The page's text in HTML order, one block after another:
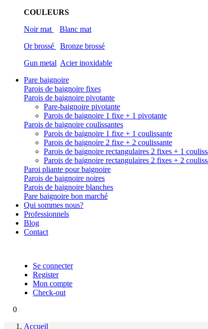
COULEURS
Noir mat
Blanc mat
Or brossé
Bronze brossé
Gun metal Acier inoxidable
Pare baignoire
Parois de baignoire fixes
Parois de baignoire pivotante
Pare-baignoire pivotante
Parois de baignoire 1 fixe + 1 pivotante
Parois de baignoire coulissantes
Parois de baignoire 1 fixe + 1 coulissante
Parois de baignoire 2 fixe + 2 coulissante
Parois de baignoire rectangulaires 2 fixes + 1
Parois de baignoire rectangulaires 2 fixes + 2
Paroi pliante pour baignoire
Parois de baignoire noires
Parois de baignoire blanches
Pare baignoire bon marché
Qui sommes nous?
Professionnels
Blog
Contact
Se connecter
Register
Mon compte
Check-out
0
Accueil